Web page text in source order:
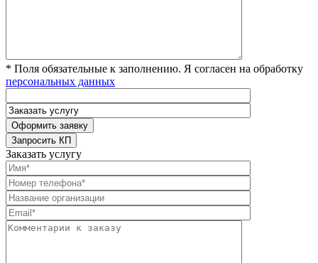
* Поля обязательные к заполнению. Я согласен на обработку
персональных данных
Заказать услугу